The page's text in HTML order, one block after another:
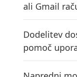
ali Gmail
Dodelitev
pomoč